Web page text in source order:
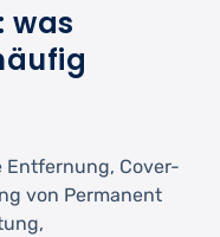
was
Entfernung, Cover-
von Permanent